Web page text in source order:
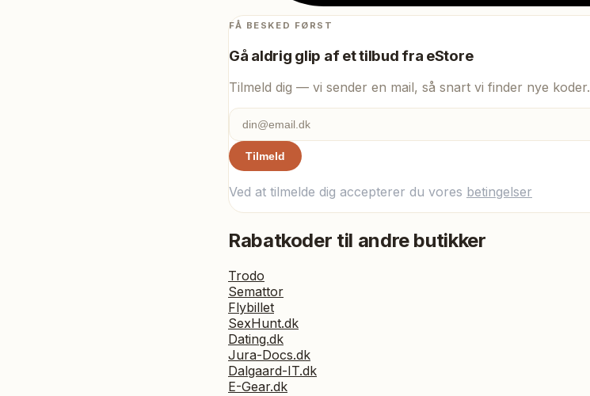
FÅ BESKED FØRST
Gå aldrig glip af et tilbud fra eStore
Tilmeld dig — vi sender en mail, så snart vi finder nye koder.
Tilmeld
Ved at tilmelde dig accepterer du vores betingelser
Rabatkoder til andre butikker
Trodo
Semattor
Flybillet
SexHunt.dk
Dating.dk
Jura-Docs.dk
Dalgaard-IT.dk
E-Gear.dk